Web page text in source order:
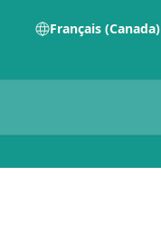
Français (Canada)